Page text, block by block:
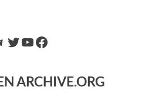
ARCHIVE.ORG